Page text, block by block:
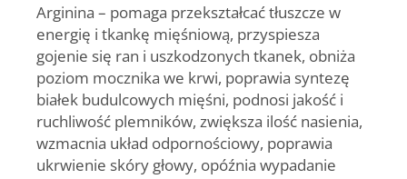
Arginina – pomaga przekształcać tłuszcze w
energię i tkankę mięśniową, przyspiesza
gojenie się ran i uszkodzonych tkanek, obniża
poziom mocznika we krwi, poprawia syntezę
białek budulcowych mięśni, podnosi jakość i
ruchliwość plemników, zwiększa ilość nasienia,
wzmacnia układ odpornościowy, poprawia
ukrwienie skóry głowy, opóźnia wypadanie